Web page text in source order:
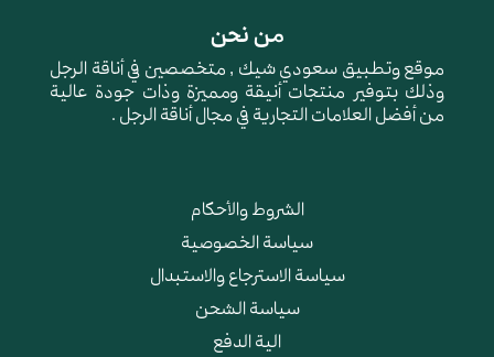
من نحن
موقع وتطبيق سعودي شيك , متخصصين في أناقة الرجل
وذلك بتوفير منتجات أنيقة ومميزة وذات جودة عالية
من أفضل العلامات التجارية في مجال أناقة الرجل .
الشروط والأحكام
سياسة الخصوصية
سياسة الاسترجاع والاستبدال
سياسة الشحن
الية الدفع